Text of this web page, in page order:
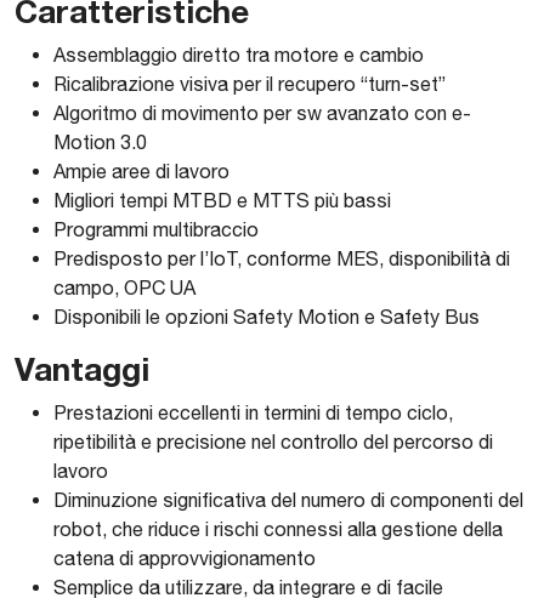
Caratteristiche
Assemblaggio diretto tra motore e cambio
Ricalibrazione visiva per il recupero “turn-set”
Algoritmo di movimento per sw avanzato con e-
Motion 3.0
Ampie aree di lavoro
Migliori tempi MTBD e MTTS più bassi
Programmi multibraccio
Predisposto per l’IoT, conforme MES, disponibilità di
campo, OPC UA
Disponibili le opzioni Safety Motion e Safety Bus
Vantaggi
Prestazioni eccellenti in termini di tempo ciclo,
ripetibilità e precisione nel controllo del percorso di
lavoro
Diminuzione significativa del numero di componenti del
robot, che riduce i rischi connessi alla gestione della
catena di approvvigionamento
Semplice da utilizzare, da integrare e di facile